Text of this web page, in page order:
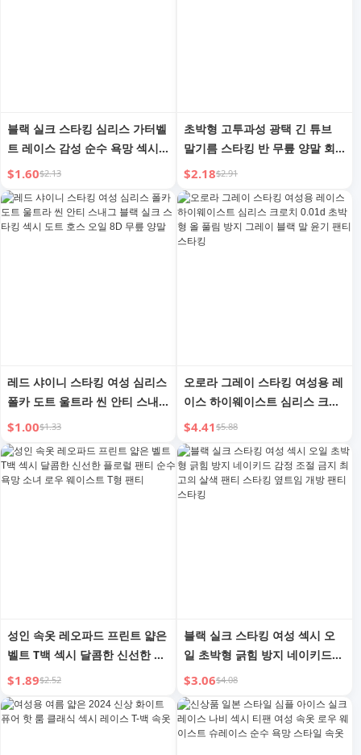
블랙 실크 스타킹 심리스 가터벨
트 레이스 감성 순수 욕망 섹시
슬링 스타킹 초박형 오버 니 여
성
$1.60$2.13
초박형 고투과성 광택 긴 튜브
말기름 스타킹 반 무릎 양말 회
색 광택 실키 허벅지 검은색 실
크 물방울 무늬 양말
$2.18$2.91
레드 샤이니 스타킹 여성 심리스
폴카 도트 울트라 씬 안티 스내
그 블랙 실크 스타킹 섹시 도트
호스 오일 8D 무릎 양말
$1.00$1.33
오로라 그레이 스타킹 여성용 레
이스 하이웨이스트 심리스 크로
치 0.01d 초박형 올 풀림 방지 그
레이 블랙 말 윤기 팬티스타킹
$4.41$5.88
성인 속옷 레오파드 프린트 얇은
벨트 T백 섹시 달콤한 신선한 플
로럴 팬티 순수 욕망 소녀 로우
웨이스트 T형 팬티
$1.89$2.52
블랙 실크 스타킹 여성 섹시 오
일 초박형 긁힘 방지 네이키드
감정 조절 금지 최고의 살색 팬
티 스타킹 옆트임 개방 팬티 스
타킹
$3.06$4.08